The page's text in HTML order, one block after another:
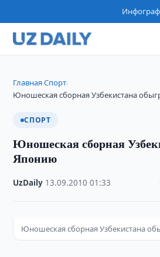
Главная›Спорт›
Юношеская сборная Узбекистана
СПОРТ
Юношеская сборная
Японию
UzDaily 13.09.2010 ·01:33
Юношеская сборная Узбекистана